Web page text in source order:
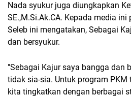
Nada syukur juga diungkapkan
SE.,M.Si.Ak.CA. Kepada media
Seleb ini mengatakan, Sebagai
dan bersyukur.
"Sebagai Kajur saya bangga dan
tidak sia-sia. Untuk program
kita tingkatkan dengan berbagai